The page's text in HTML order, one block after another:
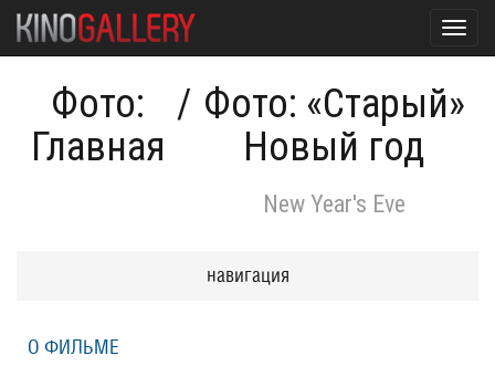
Фото:
Главная
/ Фото: «Старый»
Новый год
New Year's Eve
навигация
О ФИЛЬМЕ